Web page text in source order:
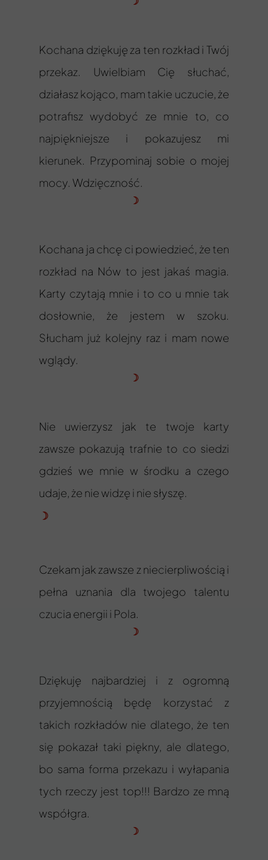
Dziękuję najbardziej i z ogromną
przyjemnością będę korzystać z
takich rozkładów nie dlatego, że ten
się pokazał taki piękny, ale dlatego,
bo sama forma przekazu i wyłapania
tych rzeczy jest top!!! Bardzo ze mną
współgra.
☽
Czekam jak zawsze z niecierpliwością i
pełna uznania dla twojego talentu
czucia energii i Pola.
☽
Nie uwierzysz jak te twoje karty
zawsze pokazują trafnie to co siedzi
gdzieś we mnie w środku a czego
udaje, że nie widzę i nie słyszę.
☽
Kochana ja chcę ci powiedzieć, że ten
rozkład na Nów to jest jakaś magia.
Karty czytają mnie i to co u mnie tak
dosłownie, że jestem w szoku.
Słucham już kolejny raz i mam nowe
wglądy.
☽
Kochana dziękuję za ten rozkład i Twój
przekaz. Uwielbiam Cię słuchać,
działasz kojąco, mam takie uczucie, że
potrafisz wydobyć ze mnie to, co
najpiękniejsze i pokazujesz mi
kierunek. Przypominaj sobie o mojej
mocy. Wdzięczność.
☽